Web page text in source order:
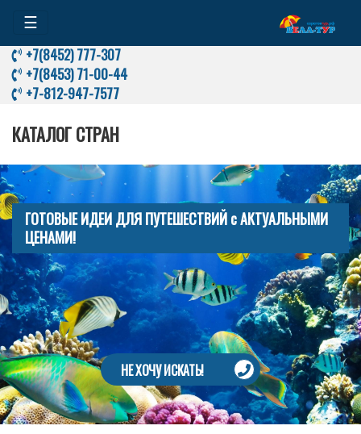
☰
+7(8452) 777-307
+7(8453) 71-00-44
+7-812-947-7577
КАТАЛОГ СТРАН
ГОТОВЫЕ ИДЕИ ДЛЯ ПУТЕШЕСТВИЙ с АКТУАЛЬНЫМИ
ЦЕНАМИ!
НЕ ХОЧУ ИСКАТЬ!